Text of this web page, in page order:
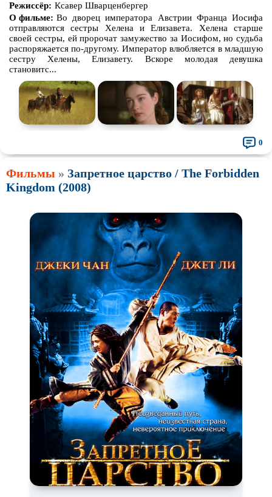
Режиссёр: Ксавер Шварценбергер
О фильме: Во дворец императора Австрии Франца Иосифа
отправляются сестры Хелена и Елизавета. Хелена старше
своей сестры, ей пророчат замужество за Иосифом, но судьба
распоряжается по-другому. Император влюбляется в младшую
сестру Хелены, Елизавету. Вскоре молодая девушка
становитс...
0
Фильмы » Запретное царство / The Forbidden
Kingdom (2008)